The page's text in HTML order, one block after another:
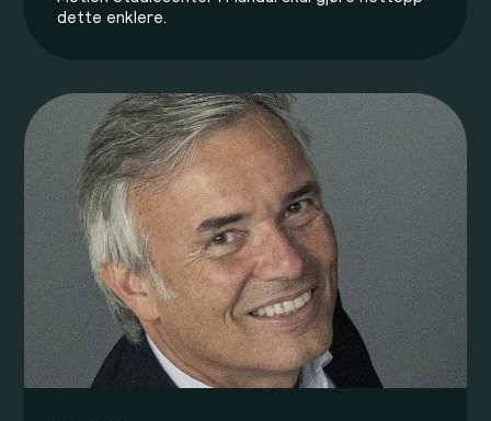
dette enklere.